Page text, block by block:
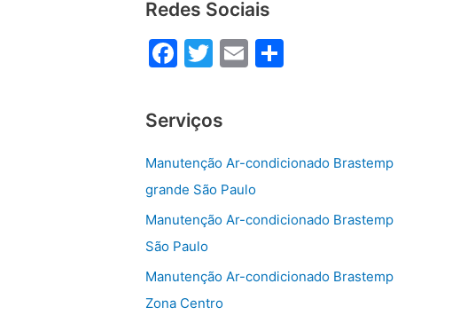
Redes Sociais
F
c
e
b
o
o
k
T
itt
er
E
Serviços
Manutenção Ar-condicionado Brastemp
grande São Paulo
Manutenção Ar-condicionado Brastemp
São Paulo
Manutenção Ar-condicionado Brastemp
Zona Centro